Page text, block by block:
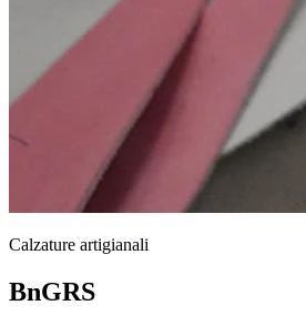
Calzature artigianali
BnGRS